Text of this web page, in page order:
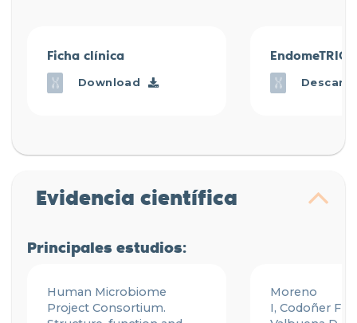
Ficha clínica
Download
EndomeTRIO
Evidencia científica
Principales estudios:
Human Microbiome
Project Consortium.
Moreno
I,Codoñer